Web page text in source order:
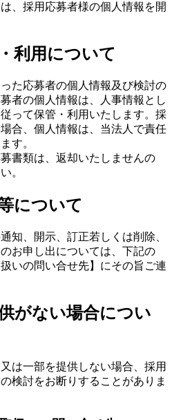
、採用応募者様の個人情報を開
利用について
た応募者の個人情報及び検討の
者の個人情報は、人事情報とし
って保管・利用いたします。採
合、個人情報は、当法人で責任
す。
書類は、返却いたしませんの
。
について
知、開示、訂正若しくは削除、
お申し出については、下記の
いの問い合せ先】にその旨ご連
がない場合につい
は一部を提供しない場合、採用
検討をお断りすることがありま